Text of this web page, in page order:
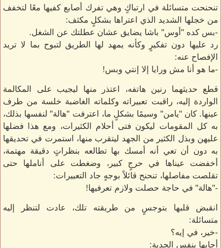
تنحنحت متسائلة في ارتباكٍ وهي تفرك أصابع كفيها معًا لتخفف
من خجلها الشديد الذي اعتراها بشكلٍ مكثف:
-بس كده "أوس" باشا يضايق عشان عطلتك عن الشغل.
رد عليها دون تفكيرٍ وكأنه يمهد لها الطريق لتبوح بما لا تريد
الإفصاح عنه:
-ما هو أنا مش ورايا إلا إنتي وبس!
قطع حديثهما رنين هاتفه، اعتذر منها ليجيب على المكالمة
الواردة إليه، راقبت تعبيراته وكلماته الغاضبة خلسة من طرف
عينها. كان "يامن" وسيمًا بشكلٍ ما، اعترفت "هالة" لنفسها بذلك،
به كل المقومات ليكون فتى أحلام الكثيرات، ومع هذا فضلها
عليهن وبذل الكثير من الجهد ليتقرب منها، استمرت في تحديقها
به دون أن تعي أنه أمسك بها تطالعه بنظراتٍ دقيقة مهتمة،
أخفضت عيناها في حرجٍ كبير، وضغطت على أناملها حتى
تقلصت مفاصلها، تنحنح قائلاً بوجهٍ جاد التعبيرات:
-"هالة" في حاجة حصلت ولازم تعرفيها!
انقبض قلبها بتوجسٍ من طريقته تلك، عادت لتنظر إليه
متسائلة:
-خير، في إيه؟
أجابها بنفس الجدية: